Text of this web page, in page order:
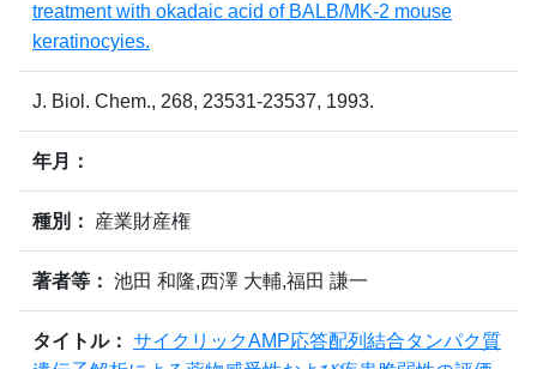
treatment with okadaic acid of BALB/MK-2 mouse
keratinocyies.
J. Biol. Chem., 268, 23531-23537, 1993.
年月：
種別： 産業財産権
著者等： 池田 和隆,西澤 大輔,福田 謙一
タイトル： サイクリックAMP応答配列結合タンパク質